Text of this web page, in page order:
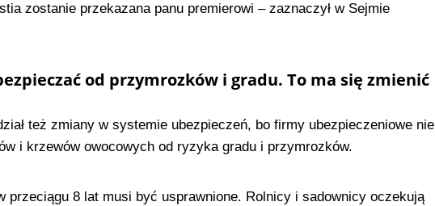
zostanie przekazana panu premierowi – zaznaczył w Sejmie
od przymrozków i gradu. To ma się zmienić
też zmiany w systemie ubezpieczeń, bo firmy ubezpieczeniowe nie
i krzewów owocowych od ryzyka gradu i przymrozków.
przeciągu 8 lat musi być usprawnione. Rolnicy i sadownicy oczekują